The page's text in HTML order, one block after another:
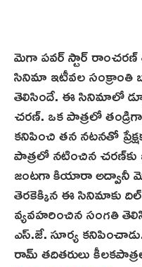
మెగా పవర్ స్టార్
సినిమా ఇటీవల
తెలిసిందే. ఈ సినిమాలో
చ‌ర‌ణ్‌. ఒక పాత్రలో
కనిపించి తన నటనతో
పాత్రలో నటించిన చరణ్‌కు
జంట‌గా కియారా అద్వానీ
తెర‌కెక్కిన‌ ఈ సినిమాకు
వ్యవహరించిన సంగతి
ఎస్.జే. సూర్య‌
రామ్ తదితరులు